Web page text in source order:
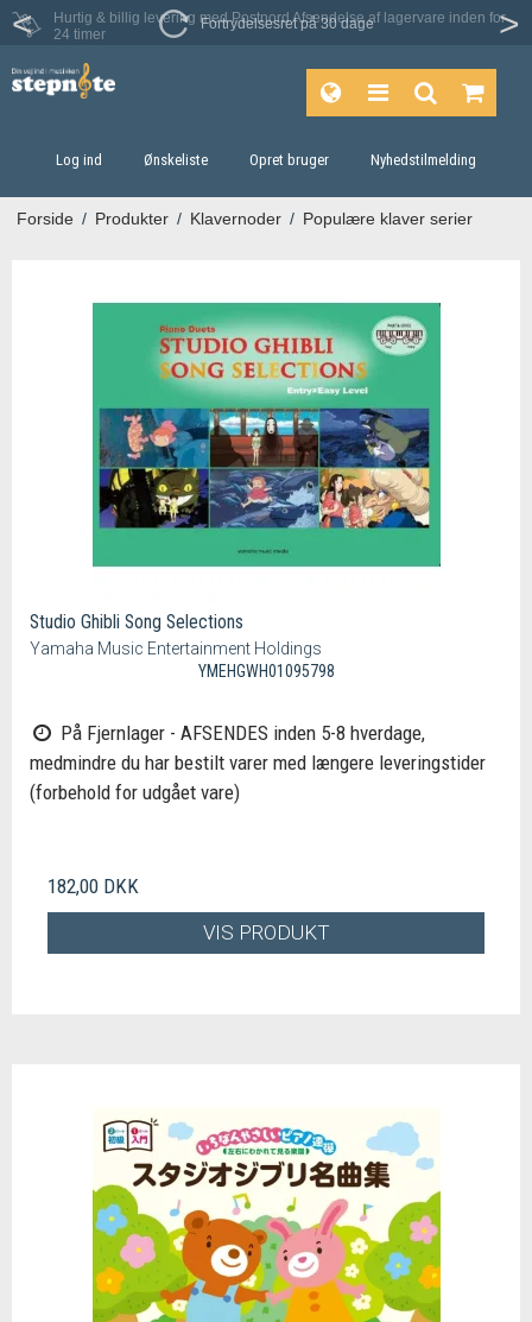
Fortrydelsesret på 30 dage
Log ind Ønskeliste Opret bruger Nyhedstilmelding
Forside / Produkter / Klavernoder / Populære klaver serier
Studio Ghibli Song Selections
Yamaha Music Entertainment Holdings
YMEHGWH01095798
På Fjernlager - AFSENDES inden 5-8 hverdage,
medmindre du har bestilt varer med længere leveringstider
(forbehold for udgået vare)
182,00 DKK
VIS PRODUKT